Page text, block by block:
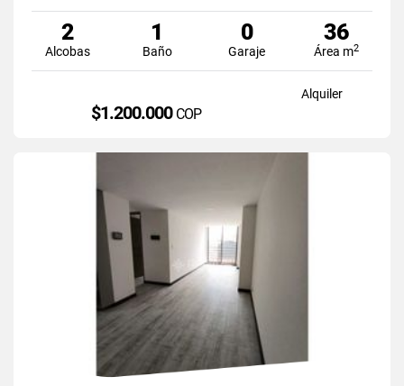
2
Alcobas
1
Baño
0
Garaje
36
Área m2
Alquiler
$1.200.000 COP